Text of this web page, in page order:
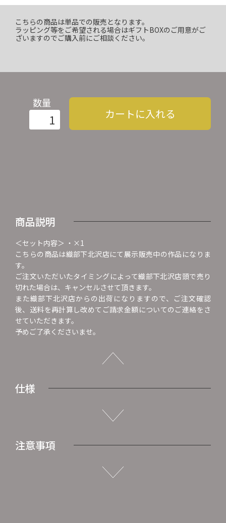
こちらの商品は単品での販売となります。
ラッピング等をご希望される場合はギフトBOXのご用意がご
ざいますのでご購入前にご相談ください。
数量
カートに入れる
商品説明
＜セット内容＞ ・×1
こちらの商品は織部下北沢店にて展示販売中の作品になりま
す。
ご注文いただいたタイミングによって織部下北沢店頭で売り
切れた場合は、キャンセルさせて頂きます。
また織部下北沢店からの出荷になりますので、ご注文確認
後、送料を再計算し改めてご請求金額についてのご連絡をさ
せていただきます。
予めご了承くださいませ。
仕様
注意事項